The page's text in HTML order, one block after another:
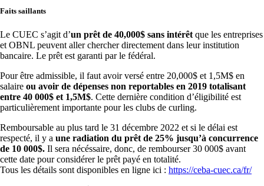
Faits saillants
Le CUEC s’agit d’un prêt de 40,000$ sans intérêt que les entreprises
et OBNL peuvent aller chercher directement dans leur institution
bancaire. Le prêt est garanti par le fédéral.
Pour être admissible, il faut avoir versé entre 20,000$ et 1,5M$ en
salaire ou avoir de dépenses non reportables en 2019 totalisant
entre 40 000$ et 1,5M$. Cette dernière condition d’éligibilité est
particulièrement importante pour les clubs de curling.
Remboursable au plus tard le 31 décembre 2022 et si le délai est
respecté, il y a une radiation du prêt de 25% jusqu’à concurrence
de 10 000$. Il sera nécéssaire, donc, de rembourser 30 000$ avant
cette date pour considérer le prêt payé en totalité.
Tous les détails sont disponibles en ligne ici : https://ceba-cuec.ca/fr/